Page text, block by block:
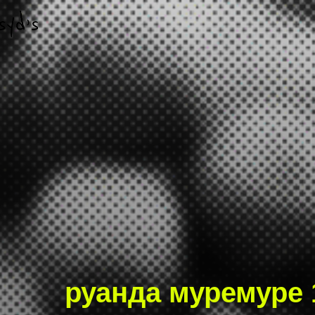
руанда муремуре